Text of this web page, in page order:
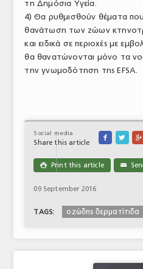
τη Δημόσια Υγεία.
4) Θα ρυθμισθούν θέματα
θανάτωση των ζώων
και ειδικά σε περιοχές με
θα θανατώνονται μόνο τα
την γνωμοδότηση της EFSA.
Social media
Share this article
  
 Print this article ✉
09 September 2016
TAGS: οζώδης δερματίτιδα